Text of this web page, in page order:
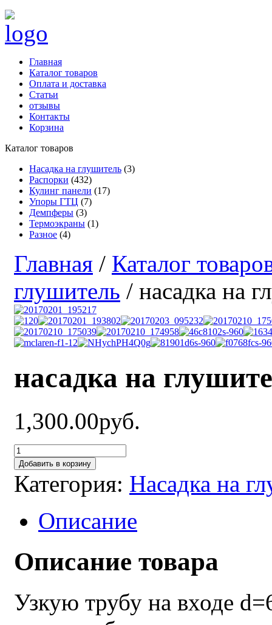
Главная
Каталог товаров
Оплата и доставка
Статьи
отзывы
Контакты
Корзина
Каталог товаров
Насадка на глушитель (3)
Распорки (432)
Кулинг панели (17)
Упоры ГТЦ (7)
Демпферы (3)
Термоэкраны (1)
Разное (4)
Главная / Каталог
глушитель / насадка на
насадка на
1,300.00руб.
Добавить в корзину
Категория: Насадка на
Описание
Описание товара
Узкую трубу на входе